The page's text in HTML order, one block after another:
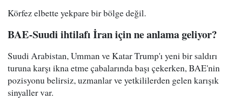
Körfez elbette yekpare bir bölge değil.
BAE-Suudi ihtilafı İran için ne anlama geliyor?
Suudi Arabistan, Umman ve Katar Trump'ı yeni bir saldırı
turuna karşı ikna etme çabalarında başı çekerken, BAE'nin
pozisyonu belirsiz, uzmanlar ve yetkililerden gelen karışık
sinyaller var.